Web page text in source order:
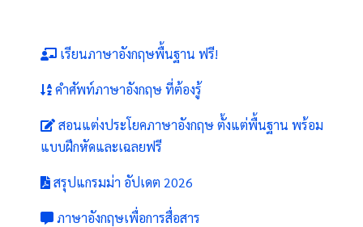
เรียนภาษาอังกฤษพื้นฐาน ฟรี!
คำศัพท์ภาษาอังกฤษ ที่ต้องรู้
สอนแต่งประโยคภาษาอังกฤษ ตั้งแต่พื้นฐาน พร้อม
แบบฝึกหัดและเฉลยฟรี
สรุปแกรมม่า อัปเดต 2026
ภาษาอังกฤษเพื่อการสื่อสาร